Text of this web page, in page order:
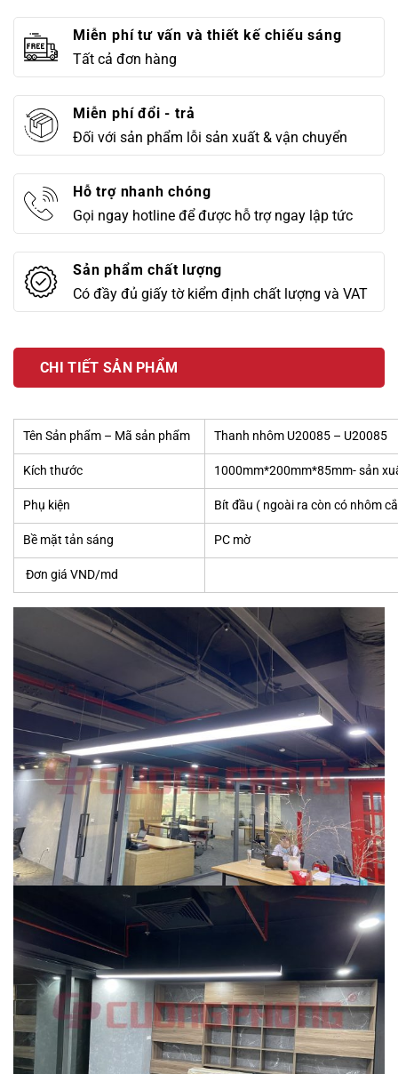
Miễn phí tư vấn và thiết kế chiếu sáng
Tất cả đơn hàng
Miễn phí đổi - trả
Đối với sản phẩm lỗi sản xuất & vận chuyển
Hỗ trợ nhanh chóng
Gọi ngay hotline để được hỗ trợ ngay lập tức
Sản phẩm chất lượng
Có đầy đủ giấy tờ kiểm định chất lượng và VAT
CHI TIẾT SẢN PHẨM
Tên Sản phẩm – Mã sản phẩm Thanh nhôm U20085 – U20085
Kích thước 1000mm*200mm*85mm- sản
Phụ kiện Bít đầu ( ngoài ra còn có nhôm
Bề mặt tản sáng PC mờ
Đơn giá VND/md